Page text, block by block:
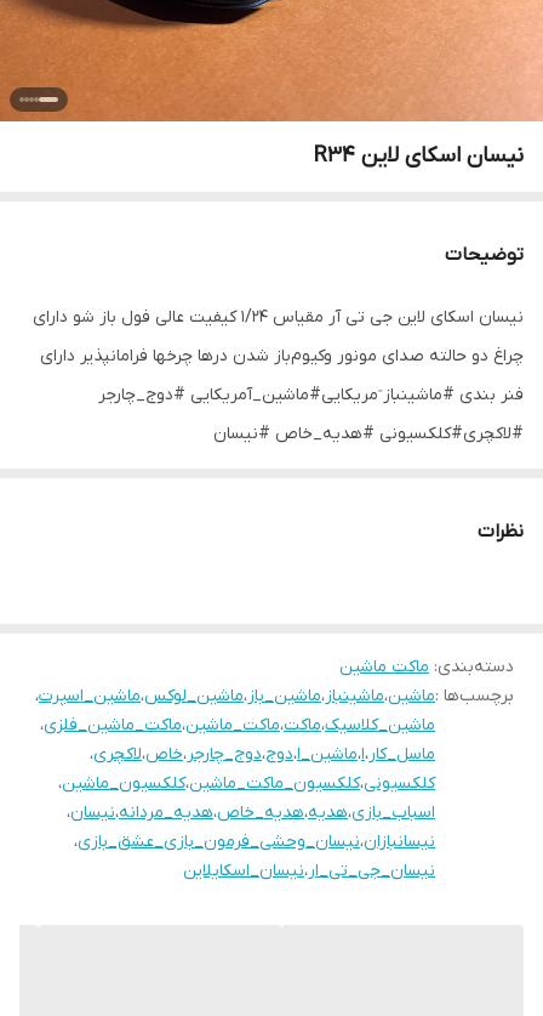
نیسان اسکای لاین R34
توضیحات
نیسان اسکای لاین جی تی آر مقیاس ۱/۲۴ کیفیت عالی فول باز شو دارای
چراغ دو حالته صدای مونور وکیوم‌باز شدن درها چرخها فرامانپذیر دارای
فنر بندی #ماشینباز ٓمریکایی#ماشین_آمریکایی #دوج_چارجر
#لاکچری#کلکسیونی #هدیه_خاص #نیسان
نظرات
دسته‌بندی: ماکت ماشین
برچسب‌ها :ماشین،ماشینباز،ماشین_باز،ماشین_لوکس،ماشین_اسپرت،
ماشین_کلاسیک،ماکت،ماکت_ماشین،ماکت_ماشین_فلزی،
ماسل_کار،ا،ماشین_ا،دوج،دوج_چارجر،خاص،لاکچری،
کلکسیونی،کلکسیون_ماکت_ماشین،کلکسیون_ماشین،
اسباب_بازی،هدیه،هدیه_خاص،هدیه_مردانه،نیسان،
نیسانبازان،نیسان_وحشی_فرمون_بازی_عشق_بازی،
نیسان_جی_تی_ار،نیسان_اسکایلاین